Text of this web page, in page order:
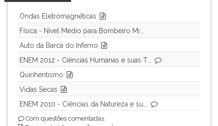
Ondas Eletromagnéticas
Física - Nível Médio para Bombeiro Mi...
Auto da Barca do Inferno
ENEM 2012 - Ciências Humanas e suas T...
Quinhentismo
Vidas Secas
ENEM 2010 - Ciências da Natureza e su...
Com questões comentadas.